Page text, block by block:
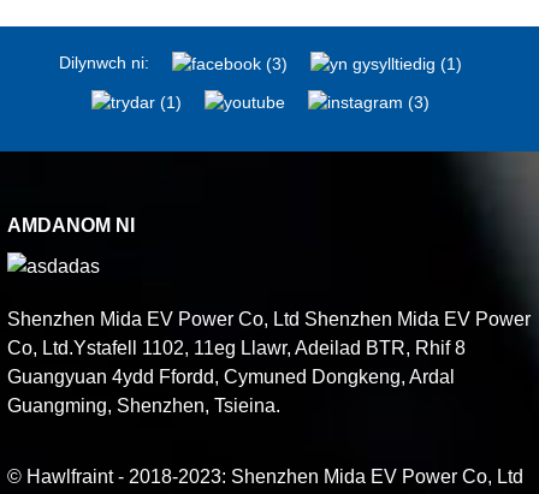
Dilynwch ni:
AMDANOM NI
Shenzhen Mida EV Power Co, Ltd Shenzhen Mida EV Power
Co, Ltd.Ystafell 1102, 11eg Llawr, Adeilad BTR, Rhif 8
Guangyuan 4ydd Ffordd, Cymuned Dongkeng, Ardal
Guangming, Shenzhen, Tsieina.
© Hawlfraint - 2018-2023: Shenzhen Mida EV Power Co, Ltd